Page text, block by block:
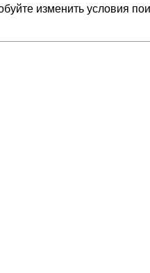
изменить условия